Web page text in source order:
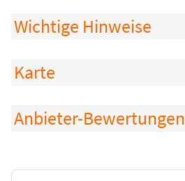
Wichtige Hinweise
Karte
Anbieter-Bewertungen